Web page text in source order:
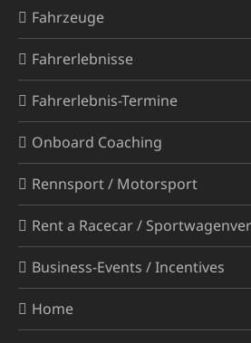
Fahrzeuge
Fahrerlebnisse
Fahrerlebnis-Termine
Onboard Coaching
Rennsport / Motorsport
Rent a Racecar /
Business-Events / Incentives
Home